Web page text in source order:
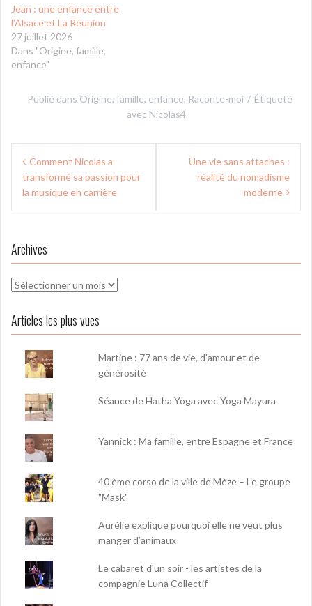
Jean : une enfance entre
l’Alsace et La Réunion
27 juillet 2026
Dans "Origine, famille,
enfance"
Publié dans Origine, famille, enfance, Raconte-moi
Étiqueté
avec Nicolas4
Navigation
de
l’article
Comment Nicolas a
transformé sa passion pour
la musique en carrière
Une vie sans attaches :
réalité du nomadisme
moderne
Archives
Archives
Articles les plus vues
Martine : 77 ans de vie, d'amour et de
générosité
Séance de Hatha Yoga avec Yoga Mayura
Yannick : Ma famille, entre Espagne et France
40 ème corso de la ville de Mèze – Le groupe
"Mask"
Aurélie explique pourquoi elle ne veut plus
manger d’animaux
Le cabaret d'un soir - les artistes de la
compagnie Luna Collectif